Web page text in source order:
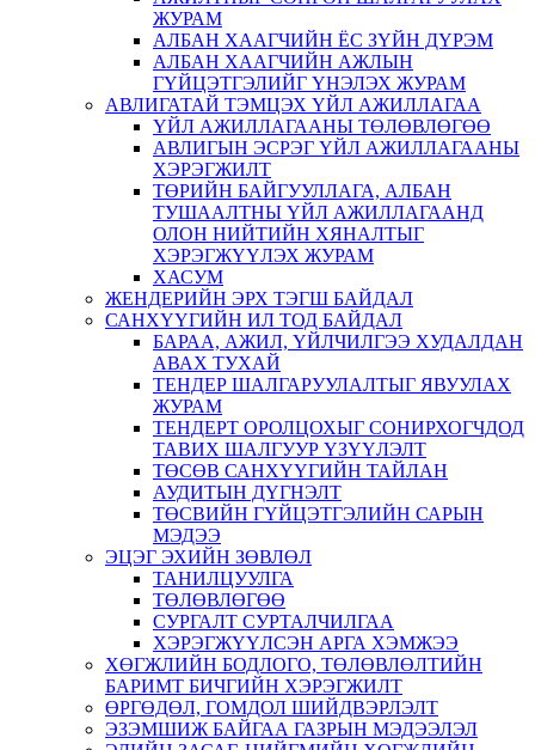
ЖУРАМ
АЛБАН ХААГЧИЙН ЁС ЗҮЙН ДҮРЭМ
АЛБАН ХААГЧИЙН АЖЛЫН
ГҮЙЦЭТГЭЛИЙГ ҮНЭЛЭХ ЖУРАМ
АВЛИГАТАЙ ТЭМЦЭХ ҮЙЛ АЖИЛЛАГАА
ҮЙЛ АЖИЛЛАГААНЫ ТӨЛӨВЛӨГӨӨ
АВЛИГЫН ЭСРЭГ ҮЙЛ АЖИЛЛАГААНЫ
ХЭРЭГЖИЛТ
ТӨРИЙН БАЙГУУЛЛАГА, АЛБАН
ТУШААЛТНЫ ҮЙЛ АЖИЛЛАГААНД
ОЛОН НИЙТИЙН ХЯНАЛТЫГ
ХЭРЭГЖҮҮЛЭХ ЖУРАМ
ХАСУМ
ЖЕНДЕРИЙН ЭРХ ТЭГШ БАЙДАЛ
САНХҮҮГИЙН ИЛ ТОД БАЙДАЛ
БАРАА, АЖИЛ, ҮЙЛЧИЛГЭЭ ХУДАЛДАН
АВАХ ТУХАЙ
ТЕНДЕР ШАЛГАРУУЛАЛТЫГ ЯВУУЛАХ
ЖУРАМ
ТЕНДЕРТ ОРОЛЦОХЫГ СОНИРХОГЧДОД
ТАВИХ ШАЛГУУР ҮЗҮҮЛЭЛТ
ТӨСӨВ САНХҮҮГИЙН ТАЙЛАН
АУДИТЫН ДҮГНЭЛТ
ТӨСВИЙН ГҮЙЦЭТГЭЛИЙН САРЫН
МЭДЭЭ
ЭЦЭГ ЭХИЙН ЗӨВЛӨЛ
ТАНИЛЦУУЛГА
ТӨЛӨВЛӨГӨӨ
СУРГАЛТ СУРТАЛЧИЛГАА
ХЭРЭГЖҮҮЛСЭН АРГА ХЭМЖЭЭ
ХӨГЖЛИЙН БОДЛОГО, ТӨЛӨВЛӨЛТИЙН
БАРИМТ БИЧГИЙН ХЭРЭГЖИЛТ
ӨРГӨДӨЛ, ГОМДОЛ ШИЙДВЭРЛЭЛТ
ЭЗЭМШИЖ БАЙГАА ГАЗРЫН МЭДЭЭЛЭЛ